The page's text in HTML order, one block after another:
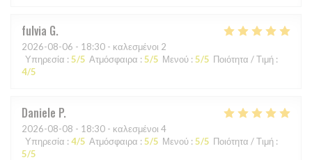
fulvia G
2026-08-06 - 18:30 - καλεσμένοι 2
Υπηρεσία : 5/5 Ατμόσφαιρα : 5/5 Μενού : 5/5 Ποιότητα / Τιμή :
4/5
Daniele P
2026-08-08 - 18:30 - καλεσμένοι 4
Υπηρεσία : 4/5 Ατμόσφαιρα : 5/5 Μενού : 5/5 Ποιότητα / Τιμή :
5/5